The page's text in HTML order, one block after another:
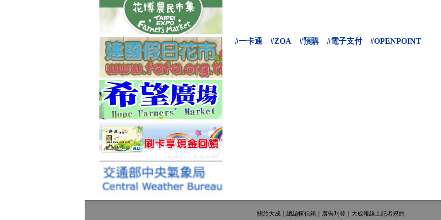
#一卡通 #ZOA #預購 #電子支付 #OPENPOINT